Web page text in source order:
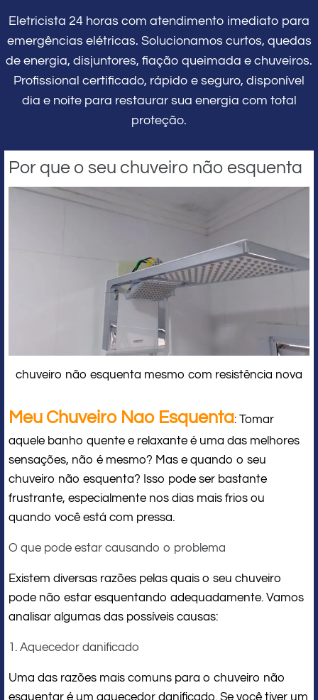
Eletricista 24 horas com atendimento imediato para
emergências elétricas. Solucionamos curtos, quedas
de energia, disjuntores, fiação queimada e chuveiros.
Profissional certificado, rápido e seguro, disponível
dia e noite para restaurar sua energia com total
proteção.
Por que o seu chuveiro não esquenta
chuveiro não esquenta mesmo com resistência nova
Meu Chuveiro Nao Esquenta: Tomar
aquele banho quente e relaxante é uma das melhores
sensações, não é mesmo? Mas e quando o seu
chuveiro não esquenta? Isso pode ser bastante
frustrante, especialmente nos dias mais frios ou
quando você está com pressa.
O que pode estar causando o problema
Existem diversas razões pelas quais o seu chuveiro
pode não estar esquentando adequadamente. Vamos
analisar algumas das possíveis causas:
1. Aquecedor danificado
Uma das razões mais comuns para o chuveiro não
esquentar é um aquecedor danificado. Se você tiver um